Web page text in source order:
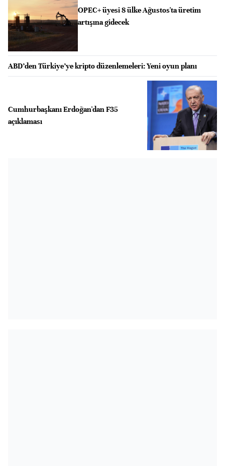
OPEC+ üyesi 8 ülke Ağustos'ta üretim
artışına gidecek
ABD’den Türkiye’ye kripto düzenlemeleri: Yeni oyun planı
Cumhurbaşkanı Erdoğan'dan F35
açıklaması